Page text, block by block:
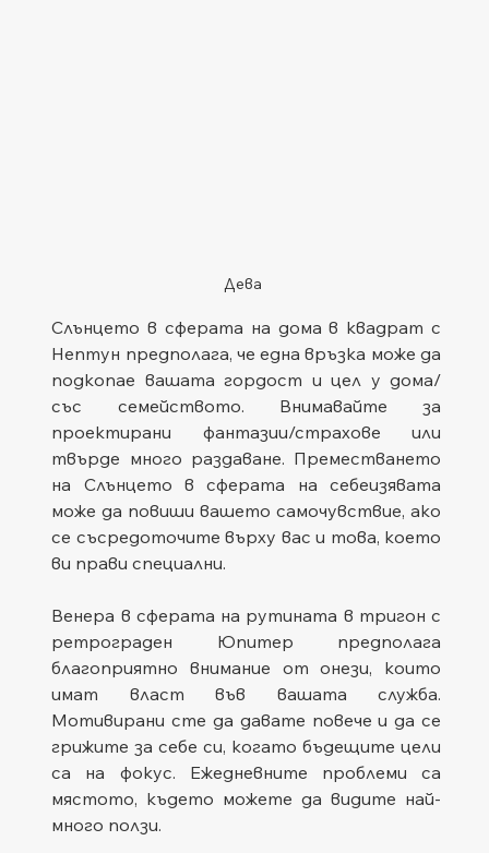
Дева
Слънцето в сферата на дома в квадрат с
Нептун предполага, че една връзка може да
подкопае вашата гордост и цел у дома/
със семейството. Внимавайте за
проектирани фантазии/страхове или
твърде много раздаване. Преместването
на Слънцето в сферата на себеизявата
може да повиши вашето самочувствие, ако
се съсредоточите върху вас и това, което
ви прави специални.
Венера в сферата на рутината в тригон с
ретрограден Юпитер предполага
благоприятно внимание от онези, които
имат власт във вашата служба.
Мотивирани сте да давате повече и да се
грижите за себе си, когато бъдещите цели
са на фокус. Ежедневните проблеми са
мястото, където можете да видите най-
много ползи.